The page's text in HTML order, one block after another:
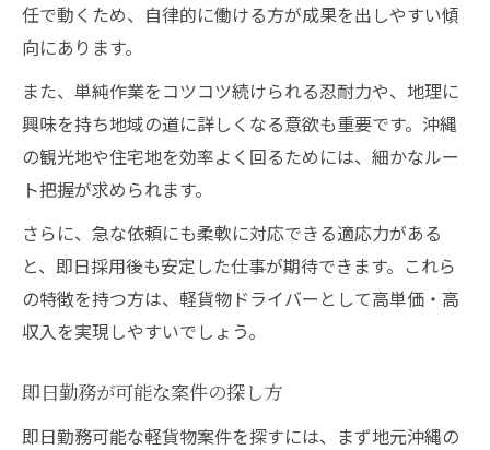
任で動くため、自律的に働ける方が成果を出しやすい傾
向にあります。
また、単純作業をコツコツ続けられる忍耐力や、地理に
興味を持ち地域の道に詳しくなる意欲も重要です。沖縄
の観光地や住宅地を効率よく回るためには、細かなルー
ト把握が求められます。
さらに、急な依頼にも柔軟に対応できる適応力がある
と、即日採用後も安定した仕事が期待できます。これら
の特徴を持つ方は、軽貨物ドライバーとして高単価・高
収入を実現しやすいでしょう。
即日勤務が可能な案件の探し方
即日勤務可能な軽貨物案件を探すには、まず地元沖縄の